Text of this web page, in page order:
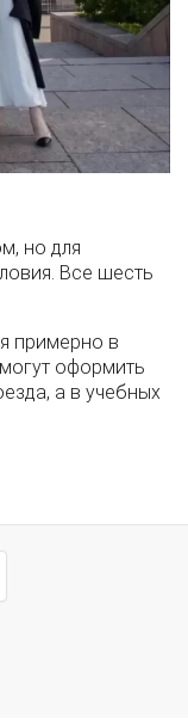
но для
Все шесть
примерно в
оформить
а в учебных